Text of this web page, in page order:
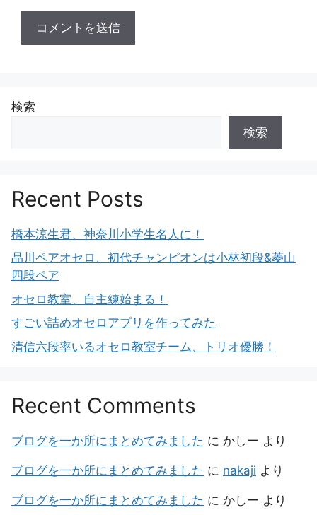
検索
検索
Recent Posts
橋本涼生君、神奈川小学生名人に！
品川ペアオセロ、初代チャンピオンは小林初段&菱山
四段ペア
オセロ教室、自主練始まる！
すごい詰めオセロアプリを作ってみた
清信六段率いるオセロ教室チーム、トリオ優勝！
Recent Comments
ブログを一か所にまとめてみました に かしー より
ブログを一か所にまとめてみました に nakaji より
ブログを一か所にまとめてみました に かしー より